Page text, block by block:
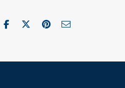
Partager sur Facebook
Publier sur X / Twitter
Partager sur Pinterest
Envoyer par e-